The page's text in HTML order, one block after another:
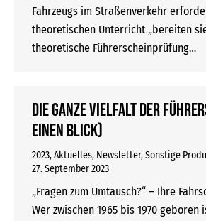
Fahrzeugs im Straßenverkehr
theoretischen Unterricht „bereiten
theoretische Führerscheinprüfung…
Die ganze Vielfalt der
einen Blick)
2023,Aktuelles, Newsletter,Sonstige
27. September 2023
„Fragen zum Umtausch?“ – Ihre
Wer zwischen 1965 bis 1970 geboren